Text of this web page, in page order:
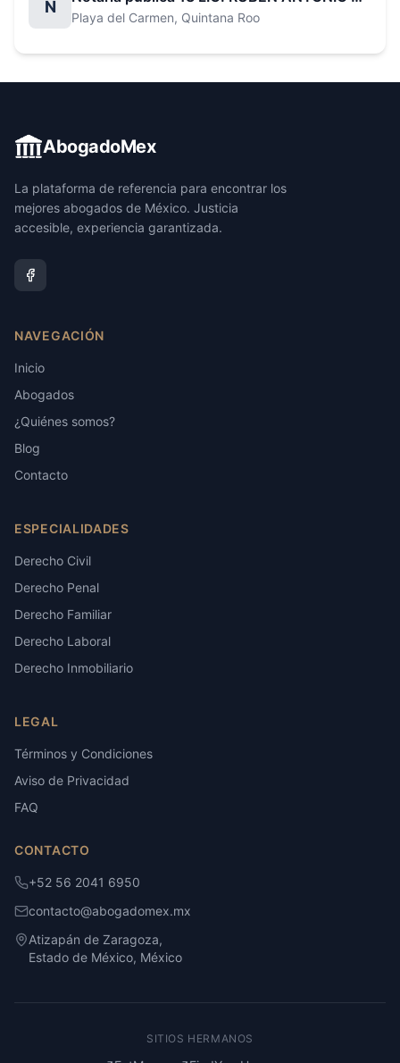
N
Playa del Carmen, Quintana Roo
AbogadoMex
La plataforma de referencia para encontrar los
mejores abogados de México. Justicia
accesible, experiencia garantizada.
NAVEGACIÓN
Inicio
Abogados
¿Quiénes somos?
Blog
Contacto
ESPECIALIDADES
Derecho Civil
Derecho Penal
Derecho Familiar
Derecho Laboral
Derecho Inmobiliario
LEGAL
Términos y Condiciones
Aviso de Privacidad
FAQ
CONTACTO
+52 56 2041 6950
contacto@abogadomex.mx
Atizapán de Zaragoza,
Estado de México, México
SITIOS HERMANOS